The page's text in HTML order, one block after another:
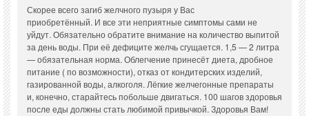
Скорее всего загиб желчного пузыря у Вас
приобретённый. И все эти неприятные симптомы сами не
уйдут. Обязательно обратите внимание на количество выпитой
за день воды. При её дефиците желчь сгущается. 1,5 — 2 литра
— обязательная норма. Облегчение принесёт диета, дробное
питание ( по возможности), отказ от кондитерских изделий,
газированной воды, алкоголя. Лёгкие желчегонные препараты
и, конечно, старайтесь побольше двигаться. 100 шагов здоровья
после еды должны стать любимой привычкой. Здоровья Вам!